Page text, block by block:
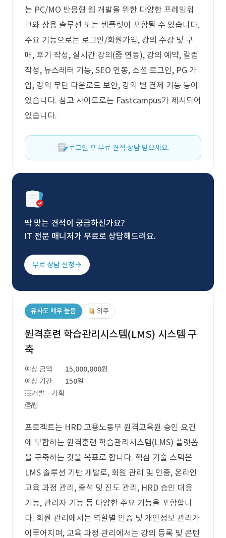
는 PC/MO 반응형 웹 개발을 위한 다양한 프레임워
크와 상용 솔루션 또는 템플릿이 포함될 수 있습니다.
주요 기능으로는 로그인/회원가입, 강의 수강 및 구
매, 후기 작성, 실시간 강의(줌 연동), 강의 예약, 칼럼
작성, 뉴스레터 기능, SEO 연동, 소셜 로그인, PG 가
입, 강의 무단 다운로드 보안, 강의 별 결제 기능 등이
있습니다. 참고 사이트로는 Fastcampus가 제시되어
있습니다.
로그인 후 무료 견적 상담 받으세요.
딱 맞는 견적이 궁금하신가요?
IT 전문 매니저가 무료로 상담해드려요.
무료 상담 신청
유사도 매우 높음 외주
원격훈련 학습관리시스템(LMS) 시스템 구
축
예상 금액
15,000,000원
예상 기간
150일
개발 · 기획
웹
프로젝트는 HRD 고용노동부 원격교육원 승인 요건
에 부합하는 원격훈련 학습관리시스템(LMS) 플랫폼
을 구축하는 것을 목표로 합니다. 핵심 기술 스택은
LMS 솔루션 기반 개발로, 회원 관리 및 인증, 온라인
교육 과정 관리, 출석 및 진도 관리, HRD 승인 대응
기능, 관리자 기능 등 다양한 주요 기능을 포함합니
다. 회원 관리에서는 역할별 인증 및 개인정보 관리가
이루어지며, 교육 과정 관리에서는 강의 등록 및 콘텐